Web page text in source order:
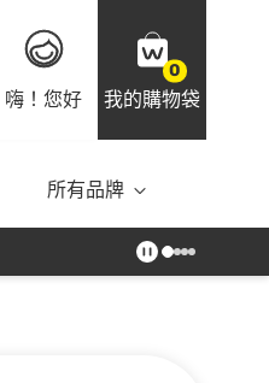
嗨！您好
0
我的購物袋
所有品牌